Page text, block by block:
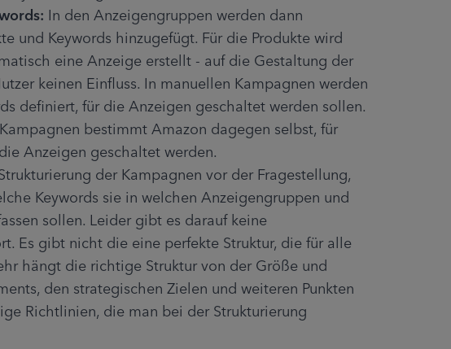
In den Anzeigengruppen werden dann
und Keywords hinzugefügt. Für die Produkte wird
eine Anzeige erstellt - auf die Gestaltung der
keinen Einfluss. In manuellen Kampagnen werden
definiert, für die Anzeigen geschaltet werden sollen.
bestimmt Amazon dagegen selbst, für
Anzeigen geschaltet werden.
der Kampagnen vor der Fragestellung,
Keywords sie in welchen Anzeigengruppen und
sollen. Leider gibt es darauf keine
Es gibt nicht die eine perfekte Struktur, die für alle
hängt die richtige Struktur von der Größe und
den strategischen Zielen und weiteren Punkten
Richtlinien, die man bei der Strukturierung